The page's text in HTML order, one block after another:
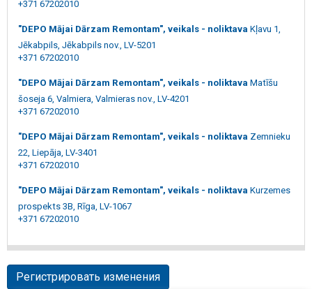
+371 67202010
"DEPO Mājai Dārzam Remontam", veikals - noliktava Kļavu 1,
Jēkabpils, Jēkabpils nov., LV-5201
+371 67202010
"DEPO Mājai Dārzam Remontam", veikals - noliktava Matīšu
šoseja 6, Valmiera, Valmieras nov., LV-4201
+371 67202010
"DEPO Mājai Dārzam Remontam", veikals - noliktava Zemnieku
22, Liepāja, LV-3401
+371 67202010
"DEPO Mājai Dārzam Remontam", veikals - noliktava Kurzemes
prospekts 3B, Rīga, LV-1067
+371 67202010
Регистрировать изменения